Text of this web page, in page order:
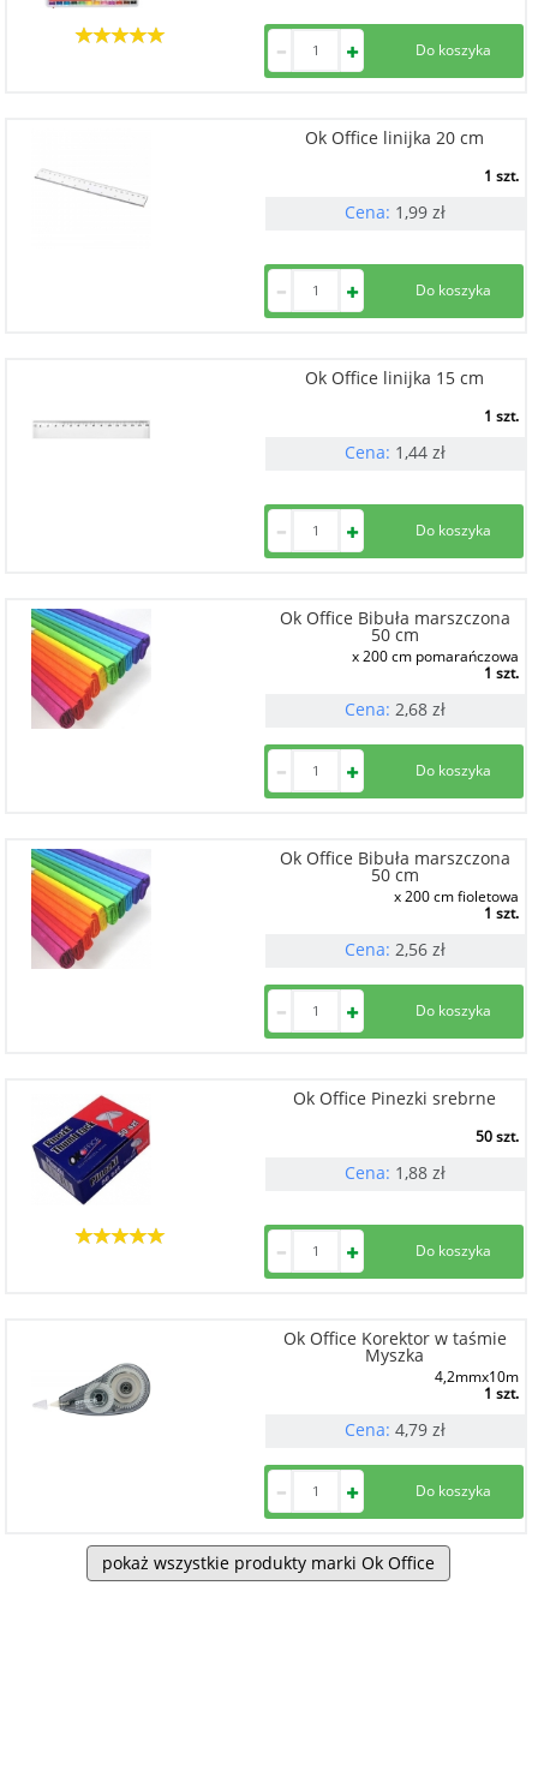
Ok Office linijka 20 cm
1 szt.
Cena: 1,99 zł
Ok Office linijka 15 cm
1 szt.
Cena: 1,44 zł
Ok Office Bibuła marszczona
50 cm
x 200 cm pomarańczowa
1 szt.
Cena: 2,68 zł
Ok Office Bibuła marszczona
50 cm
x 200 cm fioletowa
1 szt.
Cena: 2,56 zł
Ok Office Pinezki srebrne
50 szt.
Cena: 1,88 zł
Ok Office Korektor w taśmie
Myszka
4,2mmx10m
1 szt.
Cena: 4,79 zł
pokaż wszystkie produkty marki Ok Office